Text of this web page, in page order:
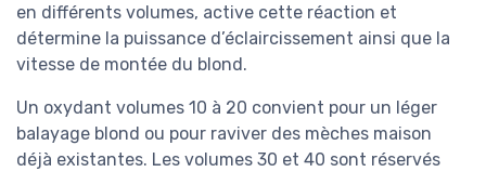
en différents volumes, active cette réaction et
détermine la puissance d’éclaircissement ainsi que la
vitesse de montée du blond.
Un oxydant volumes 10 à 20 convient pour un léger
balayage blond ou pour raviver des mèches maison
déjà existantes. Les volumes 30 et 40 sont réservés